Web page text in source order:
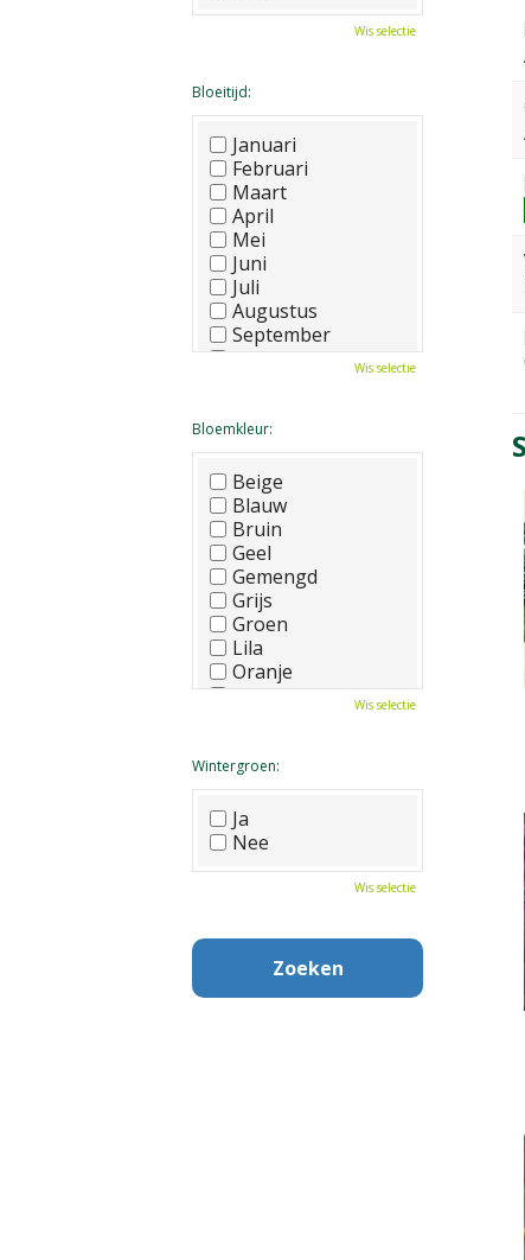
Wis selectie
Bloeitijd:
Januari
Februari
Maart
April
Mei
Juni
Juli
Augustus
September
Oktober
Wis selectie
Bloemkleur:
Beige
Blauw
Bruin
Geel
Gemengd
Grijs
Groen
Lila
Oranje
Paars
Wit
Zwart
Wis selectie
Wintergroen:
Ja
Nee
Wis selectie